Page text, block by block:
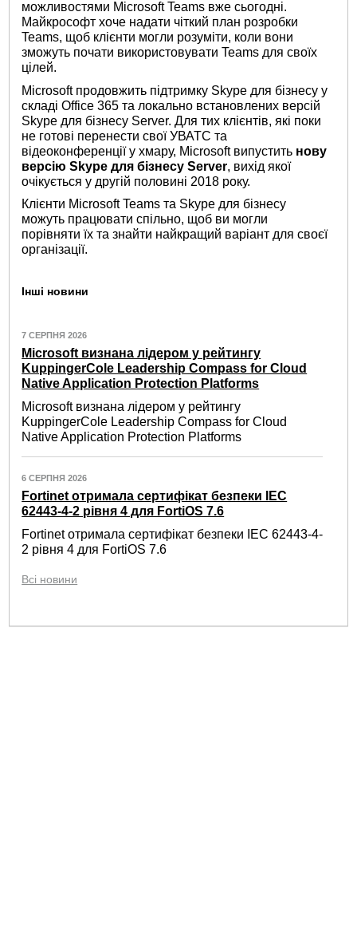
можливостями Microsoft Teams вже сьогодні.
Майкрософт хоче надати чіткий план розробки
Teams, щоб клієнти могли розуміти, коли вони
зможуть почати використовувати Teams для своїх
цілей.
Microsoft продовжить підтримку Skype для бізнесу у
складі Office 365 та локально встановлених версій
Skype для бізнесу Server. Для тих клієнтів, які поки
не готові перенести свої УВАТС та
відеоконференції у хмару, Microsoft випустить нову
версіюSkype для бізнесуServer, вихід якої
очікується у другій половині 2018 року.
Клієнти Microsoft Teams та Skype для бізнесу
можуть працювати спільно, щоб ви могли
порівняти їх та знайти найкращий варіант для своєї
організації.
Інші новини
7 СЕРПНЯ 2026
Microsoft визнана лідером у рейтингу
KuppingerCole Leadership Compass for Cloud
Native Application Protection Platforms
Microsoft визнана лідером у рейтингу
KuppingerCole Leadership Compass for Cloud
Native Application Protection Platforms
6 СЕРПНЯ 2026
Fortinet отримала сертифікат безпеки IEC
62443-4-2 рівня 4 для FortiOS 7.6
Fortinet отримала сертифікат безпеки IEC 62443-4-
2 рівня 4 для FortiOS 7.6
Всі новини